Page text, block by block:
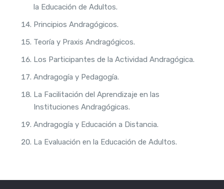
la Educación de Adultos.
Principios Andragógicos.
Teoría y Praxis Andragógicos.
Los Participantes de la Actividad Andragógica.
Andragogía y Pedagogía.
La Facilitación del Aprendizaje en las
Instituciones Andragógicas.
Andragogía y Educación a Distancia.
La Evaluación en la Educación de Adultos.